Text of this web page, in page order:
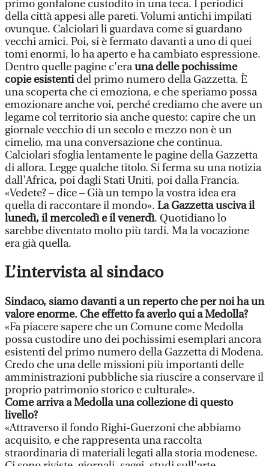
primo gonfalone custodito in una teca. I periodici
della città appesi alle pareti. Volumi antichi impilati
ovunque. Calciolari li guardava come si guardano
vecchi amici. Poi, si è fermato davanti a uno di quei
tomi enormi, lo ha aperto e ha cambiato espressione.
Dentro quelle pagine c'erauna delle pochissime
copie esistentidel primo numero della Gazzetta. È
una scoperta che ci emoziona, e che speriamo possa
emozionare anche voi, perché crediamo che avere un
legame col territorio sia anche questo: capire che un
giornale vecchio di un secolo e mezzo non è un
cimelio, ma una conversazione che continua.
Calciolari sfoglia lentamente le pagine della Gazzetta
di allora. Legge qualche titolo. Si ferma su una notizia
dall'Africa, poi dagli Stati Uniti, poi dalla Francia.
«Vedete? – dice – Già un tempo la vostra idea era
quella di raccontare il mondo». La Gazzetta usciva il
lunedì, il mercoledì e il venerdì. Quotidiano lo
sarebbe diventato molto più tardi. Ma la vocazione
era già quella.
L’intervista al sindaco
Sindaco, siamo davanti a un reperto che per noi ha un
valore enorme. Che effetto fa averlo qui a Medolla?
«Fa piacere sapere che un Comune come Medolla
possa custodire uno dei pochissimi esemplari ancora
esistenti del primo numero della Gazzetta di Modena.
Credo che una delle missioni più importanti delle
amministrazioni pubbliche sia riuscire a conservare il
proprio patrimonio storico e culturale».
Come arriva a Medolla una collezione di questo
livello?
«Attraverso il fondo Righi-Guerzoni che abbiamo
acquisito, e che rappresenta una raccolta
straordinaria di materiali legati alla storia modenese.